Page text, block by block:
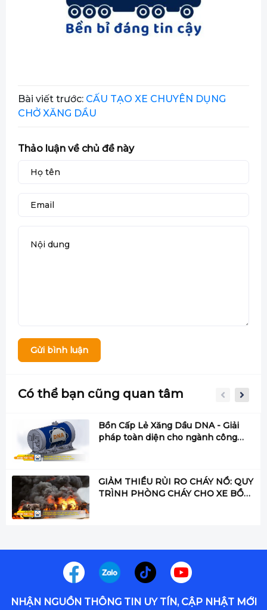
Bài viết trước: CẤU TẠO XE CHUYÊN DỤNG
CHỞ XĂNG DẦU
Thảo luận về chủ đề này
Gửi bình luận
Có thể bạn cũng quan tâm
Bồn Cấp Lẻ Xăng Dầu DNA - Giải
pháp toàn diện cho ngành công
GIẢM THIỂU RỦI RO CHÁY NỔ: QUY
TRÌNH PHÒNG CHÁY CHO XE BỒN
NHẬN NGUỒN THÔNG TIN UY TÍN, CẬP NHẬT MỚI